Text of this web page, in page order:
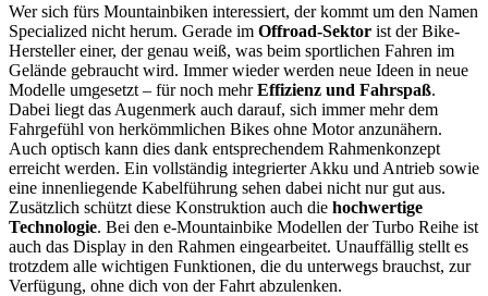
Wer sich fürs Mountainbiken interessiert, der kommt um den Namen
Specialized nicht herum. Gerade im Offroad-Sektor ist der Bike-
Hersteller einer, der genau weiß, was beim sportlichen Fahren im
Gelände gebraucht wird. Immer wieder werden neue Ideen in neue
Modelle umgesetzt – für noch mehrEffizienz und Fahrspaß.
Dabei liegt das Augenmerk auch darauf, sich immer mehr dem
Fahrgefühl von herkömmlichen Bikes ohne Motor anzunähern.
Auch optisch kann dies dank entsprechendem Rahmenkonzept
erreicht werden. Ein vollständig integrierter Akku und Antrieb sowie
eine innenliegende Kabelführung sehen dabei nicht nur gut aus.
Zusätzlich schützt diese Konstruktion auch die hochwertige
Technologie. Bei den e-Mountainbike Modellen der Turbo Reihe ist
auch das Display in den Rahmen eingearbeitet. Unauffällig stellt es
trotzdem alle wichtigen Funktionen, die du unterwegs brauchst, zur
Verfügung, ohne dich von der Fahrt abzulenken.